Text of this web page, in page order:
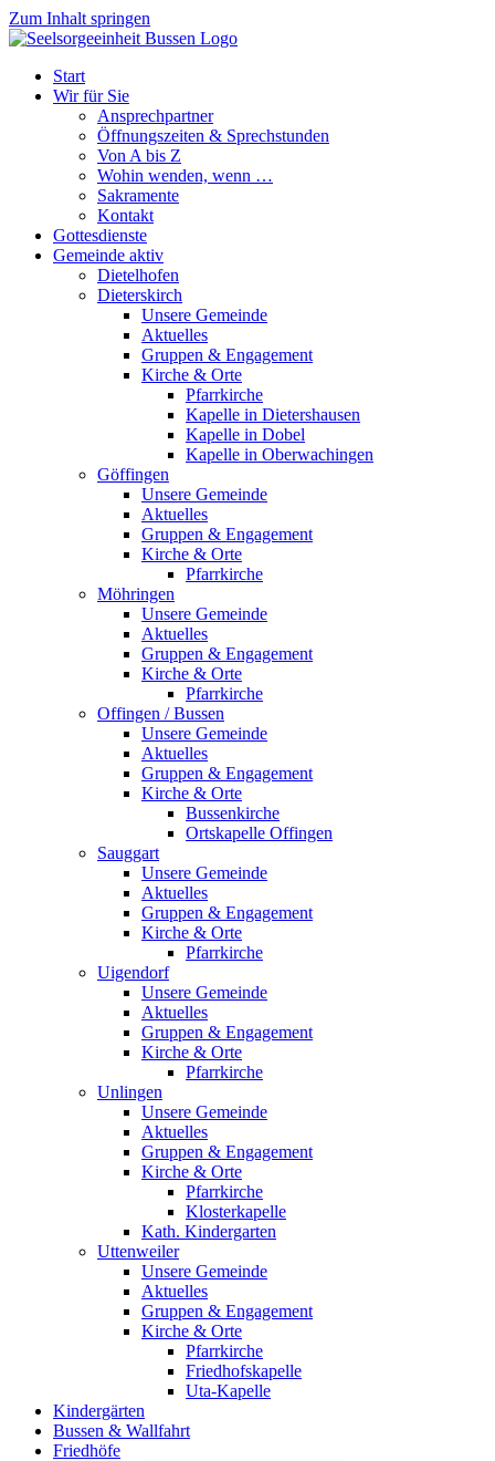
Zum Inhalt springen
Start
Wir für Sie
Ansprechpartner
Öffnungszeiten & Sprechstunden
Von A bis Z
Wohin wenden, wenn …
Sakramente
Kontakt
Gottesdienste
Gemeinde aktiv
Dietelhofen
Dieterskirch
Unsere Gemeinde
Aktuelles
Gruppen & Engagement
Kirche & Orte
Pfarrkirche
Kapelle in Dietershausen
Kapelle in Dobel
Kapelle in Oberwachingen
Göffingen
Unsere Gemeinde
Aktuelles
Gruppen & Engagement
Kirche & Orte
Pfarrkirche
Möhringen
Unsere Gemeinde
Aktuelles
Gruppen & Engagement
Kirche & Orte
Pfarrkirche
Offingen / Bussen
Unsere Gemeinde
Aktuelles
Gruppen & Engagement
Kirche & Orte
Bussenkirche
Ortskapelle Offingen
Sauggart
Unsere Gemeinde
Aktuelles
Gruppen & Engagement
Kirche & Orte
Pfarrkirche
Uigendorf
Unsere Gemeinde
Aktuelles
Gruppen & Engagement
Kirche & Orte
Pfarrkirche
Unlingen
Unsere Gemeinde
Aktuelles
Gruppen & Engagement
Kirche & Orte
Pfarrkirche
Klosterkapelle
Kath. Kindergarten
Uttenweiler
Unsere Gemeinde
Aktuelles
Gruppen & Engagement
Kirche & Orte
Pfarrkirche
Friedhofskapelle
Uta-Kapelle
Kindergärten
Bussen & Wallfahrt
Friedhöfe